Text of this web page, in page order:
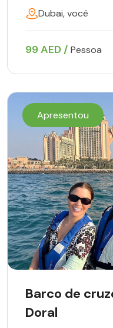
Dubai, você
99 AED / Pessoa
Apresentou
Barco de
Doral